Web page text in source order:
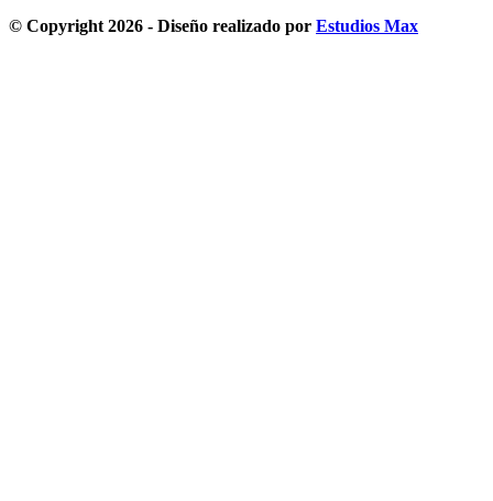
© Copyright 2026 - Diseño realizado por Estudios Max